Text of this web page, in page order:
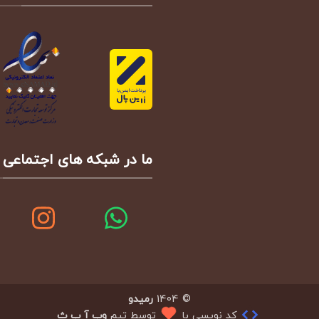
ما در شبکه های اجتماعی
© 1404
رمیدو
کد نویسی با
توسط تیموب آ ب ث